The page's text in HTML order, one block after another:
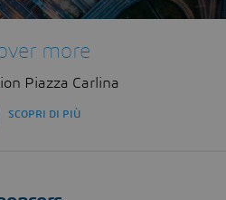
more
Piazza Carlina
SCOPRI DI PIÙ